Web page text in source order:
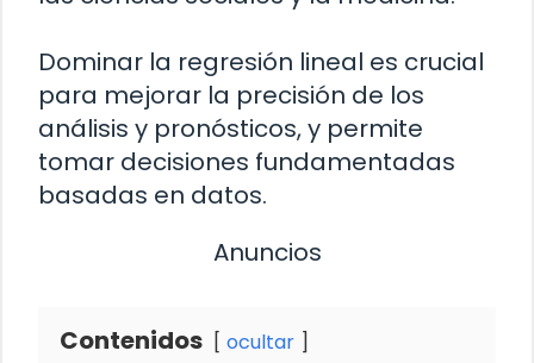
Dominar la regresión lineal es crucial
para mejorar la precisión de los
análisis y pronósticos, y permite
tomar decisiones fundamentadas
basadas en datos.
Anuncios
Contenidos ocultar